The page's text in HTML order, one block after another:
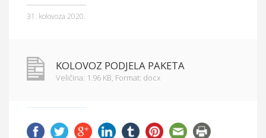
Pristup informacijama
31. kolovoza 2020.
KOLOVOZ PODJELA PAKETA
Veličina: 1.96 KB, Format: docx